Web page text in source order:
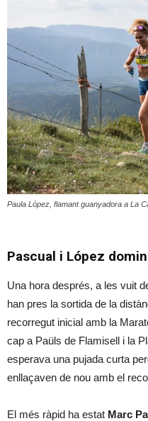
Paula López, flamant guanyadora a La
Pascual i López
Una hora després, a les vuit
han pres la sortida de la
recorregut inicial amb la
cap a Paüls de Flamisell i la
esperava una pujada curta
enllaçaven de nou amb el
El més ràpid ha estat Marc